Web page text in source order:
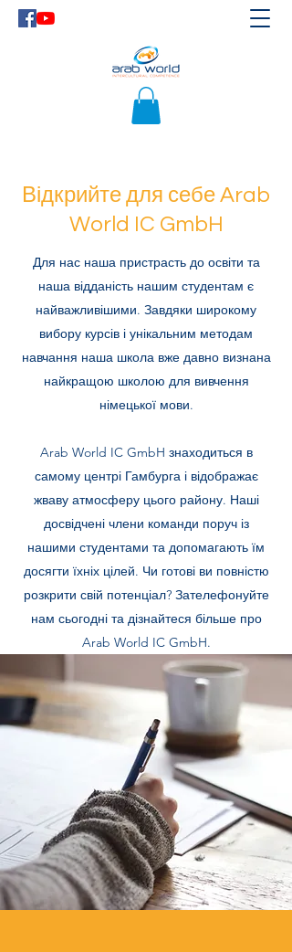
Відкрийте для себе Arab
World IC GmbH
Для нас наша пристрасть до освіти та
наша відданість нашим студентам є
найважливішими. Завдяки широкому
вибору курсів і унікальним методам
навчання наша школа вже давно визнана
найкращою школою для вивчення
німецької мови.
Arab World IC GmbH знаходиться в
самому центрі Гамбурга і відображає
жваву атмосферу цього району. Наші
досвідчені члени команди поруч із
нашими студентами та допомагають їм
досягти їхніх цілей. Чи готові ви повністю
розкрити свій потенціал? Зателефонуйте
нам сьогодні та дізнайтеся більше про
Arab World IC GmbH.